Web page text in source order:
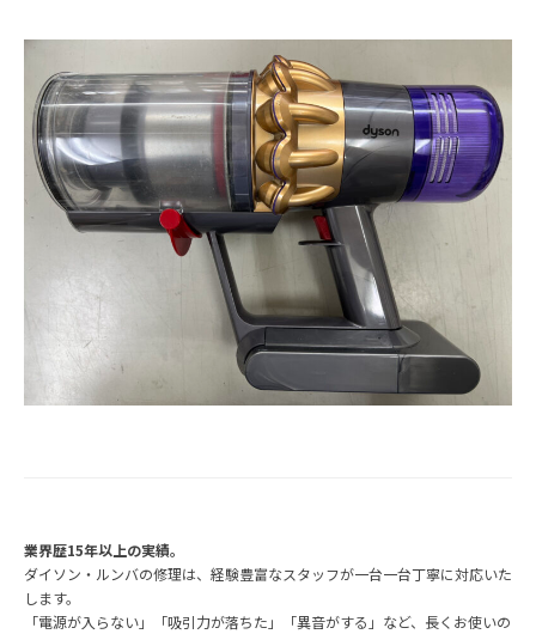
業界歴15年以上の実績。
ダイソン・ルンバの修理は、経験豊富なスタッフが一台一台丁寧に対応いた
します。
「電源が入らない」「吸引力が落ちた」「異音がする」など、長くお使いの